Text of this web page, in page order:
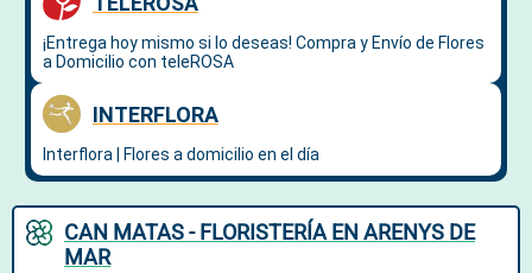
CAN MATAS - FLORISTERÍA EN ARENYS DE
MAR